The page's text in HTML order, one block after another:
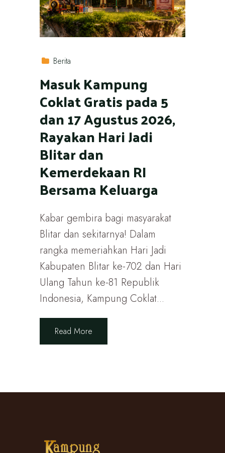
Berita
Masuk Kampung
Coklat Gratis pada 5
dan 17 Agustus 2026,
Rayakan Hari Jadi
Blitar dan
Kemerdekaan RI
Bersama Keluarga
Kabar gembira bagi masyarakat
Blitar dan sekitarnya! Dalam
rangka memeriahkan Hari Jadi
Kabupaten Blitar ke-702 dan Hari
Ulang Tahun ke-81 Republik
Indonesia, Kampung Coklat...
Read More